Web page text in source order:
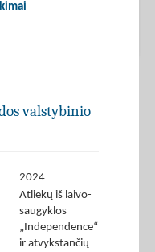
valstybinio
2024
Atliekų iš laivo-
saugyklos
„Independence“
ir atvykstančių